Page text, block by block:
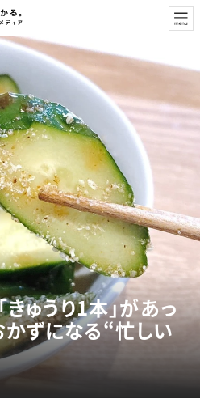
きゅうり1本」があっ
ずになる“忙しい